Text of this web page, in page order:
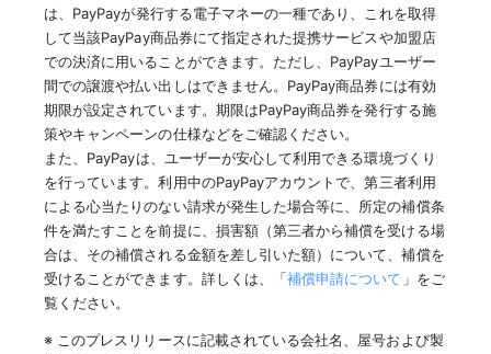
は、PayPayが発行する電子マネーの一種であり、これを取得
して当該PayPay商品券にて指定された提携サービスや加盟店
での決済に用いることができます。ただし、PayPayユーザー
間での譲渡や払い出しはできません。PayPay商品券には有効
期限が設定されています。期限はPayPay商品券を発行する施
策やキャンペーンの仕様などをご確認ください。
また、PayPayは、ユーザーが安心して利用できる環境づくり
を行っています。利用中のPayPayアカウントで、第三者利用
による心当たりのない請求が発生した場合等に、所定の補償条
件を満たすことを前提に、損害額（第三者から補償を受ける場
合は、その補償される金額を差し引いた額）について、補償を
受けることができます。詳しくは、「補償申請について 」をご
覧ください。
※ このプレスリリースに記載されている会社名、屋号および製